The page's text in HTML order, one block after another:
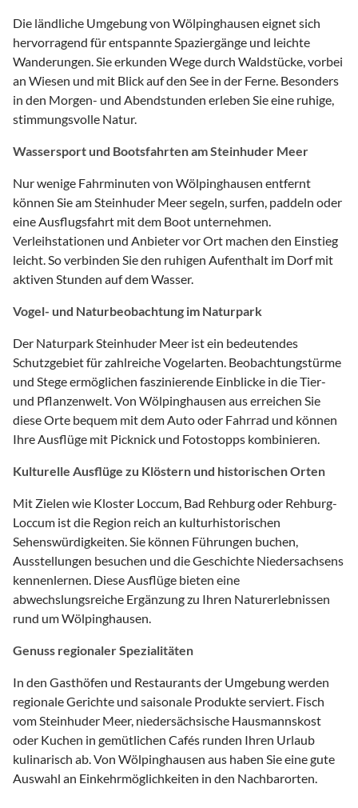
Die ländliche Umgebung von Wölpinghausen eignet sich
hervorragend für entspannte Spaziergänge und leichte
Wanderungen. Sie erkunden Wege durch Waldstücke, vorbei
an Wiesen und mit Blick auf den See in der Ferne. Besonders
in den Morgen- und Abendstunden erleben Sie eine ruhige,
stimmungsvolle Natur.
Wassersport und Bootsfahrten am Steinhuder Meer
Nur wenige Fahrminuten von Wölpinghausen entfernt
können Sie am Steinhuder Meer segeln, surfen, paddeln oder
eine Ausflugsfahrt mit dem Boot unternehmen.
Verleihstationen und Anbieter vor Ort machen den Einstieg
leicht. So verbinden Sie den ruhigen Aufenthalt im Dorf mit
aktiven Stunden auf dem Wasser.
Vogel- und Naturbeobachtung im Naturpark
Der Naturpark Steinhuder Meer ist ein bedeutendes
Schutzgebiet für zahlreiche Vogelarten. Beobachtungstürme
und Stege ermöglichen faszinierende Einblicke in die Tier-
und Pflanzenwelt. Von Wölpinghausen aus erreichen Sie
diese Orte bequem mit dem Auto oder Fahrrad und können
Ihre Ausflüge mit Picknick und Fotostopps kombinieren.
Kulturelle Ausflüge zu Klöstern und historischen Orten
Mit Zielen wie Kloster Loccum, Bad Rehburg oder Rehburg-
Loccum ist die Region reich an kulturhistorischen
Sehenswürdigkeiten. Sie können Führungen buchen,
Ausstellungen besuchen und die Geschichte Niedersachsens
kennenlernen. Diese Ausflüge bieten eine
abwechslungsreiche Ergänzung zu Ihren Naturerlebnissen
rund um Wölpinghausen.
Genuss regionaler Spezialitäten
In den Gasthöfen und Restaurants der Umgebung werden
regionale Gerichte und saisonale Produkte serviert. Fisch
vom Steinhuder Meer, niedersächsische Hausmannskost
oder Kuchen in gemütlichen Cafés runden Ihren Urlaub
kulinarisch ab. Von Wölpinghausen aus haben Sie eine gute
Auswahl an Einkehrmöglichkeiten in den Nachbarorten.